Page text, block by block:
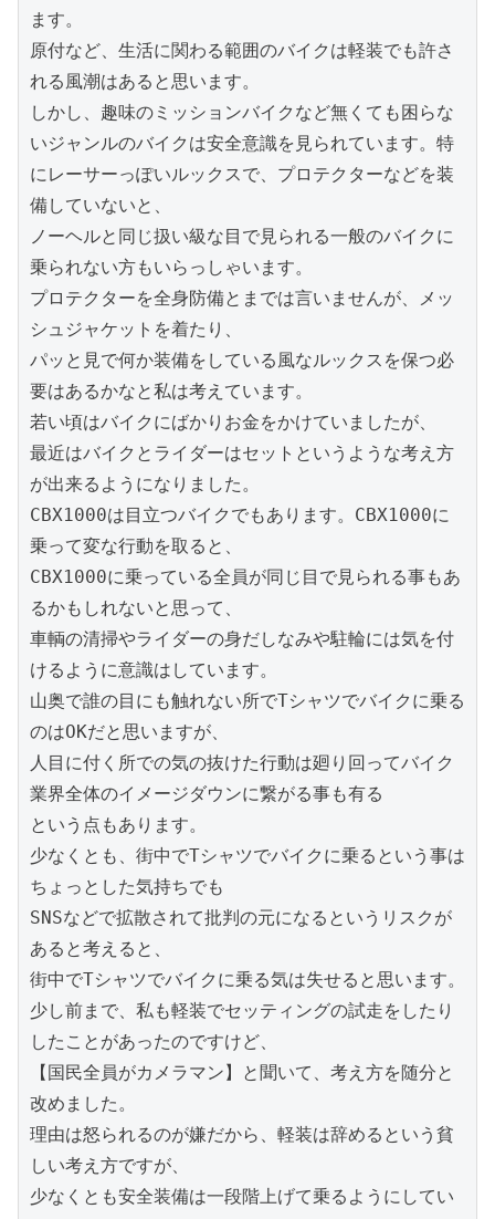
ます。
原付など、生活に関わる範囲のバイクは軽装でも許さ
れる風潮はあると思います。
しかし、趣味のミッションバイクなど無くても困らな
いジャンルのバイクは安全意識を見られています。特
にレーサーっぽいルックスで、プロテクターなどを装
備していないと、
ノーヘルと同じ扱い級な目で見られる一般のバイクに
乗られない方もいらっしゃいます。
プロテクターを全身防備とまでは言いませんが、メッ
シュジャケットを着たり、
パッと見で何か装備をしている風なルックスを保つ必
要はあるかなと私は考えています。
若い頃はバイクにばかりお金をかけていましたが、
最近はバイクとライダーはセットというような考え方
が出来るようになりました。
CBX1000は目立つバイクでもあります。CBX1000に
乗って変な行動を取ると、
CBX1000に乗っている全員が同じ目で見られる事もあ
るかもしれないと思って、
車輌の清掃やライダーの身だしなみや駐輪には気を付
けるように意識はしています。
山奥で誰の目にも触れない所でTシャツでバイクに乗る
のはOKだと思いますが、
人目に付く所での気の抜けた行動は廻り回ってバイク
業界全体のイメージダウンに繋がる事も有る
という点もあります。
少なくとも、街中でTシャツでバイクに乗るという事は
ちょっとした気持ちでも
SNSなどで拡散されて批判の元になるというリスクが
あると考えると、
街中でTシャツでバイクに乗る気は失せると思います。
少し前まで、私も軽装でセッティングの試走をしたり
したことがあったのですけど、
【国民全員がカメラマン】と聞いて、考え方を随分と
改めました。
理由は怒られるのが嫌だから、軽装は辞めるという貧
しい考え方ですが、
少なくとも安全装備は一段階上げて乗るようにしてい